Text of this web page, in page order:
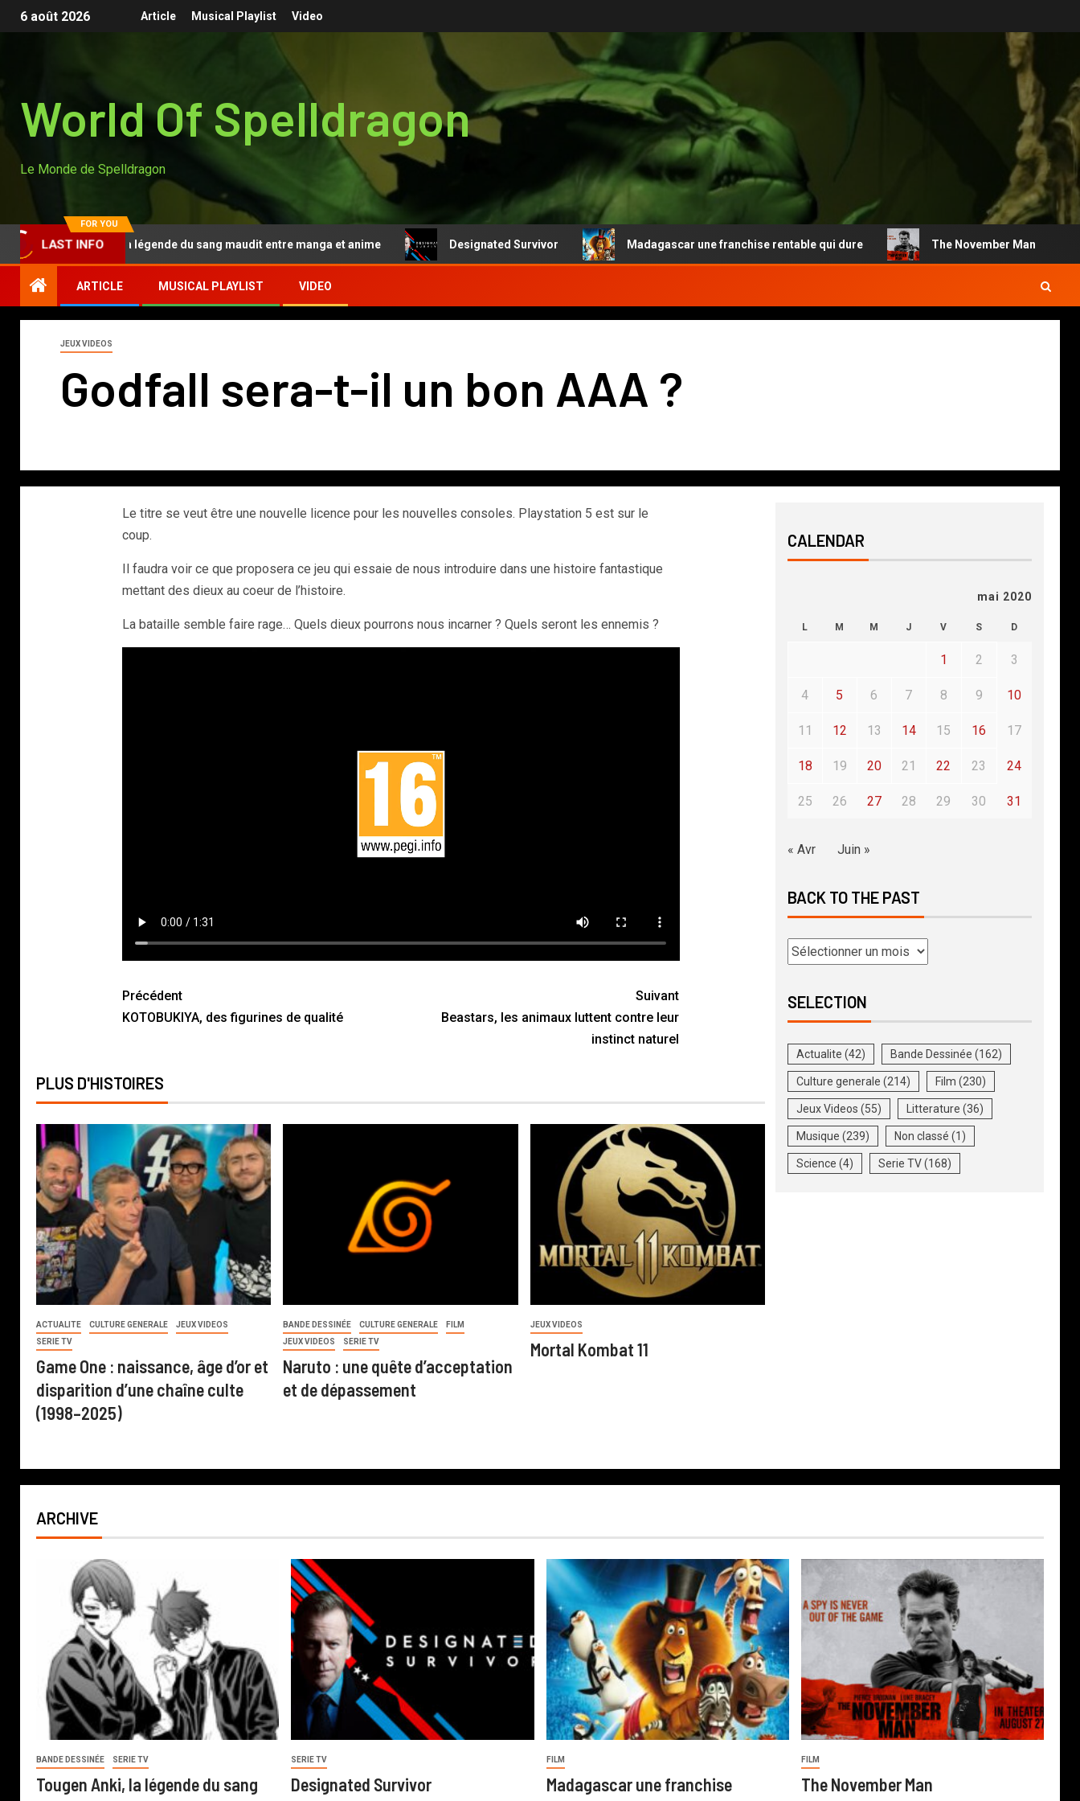
6 août 2026 Article Musical Playlist Video
World Of Spelldragon
Le Monde de Spelldragon
FOR YOU
LAST INFO
Tougen Anki, la légende du sang maudit entre manga et anime Designated Survivor Madagascar une franchise rentable qui dure The November Man
ARTICLE MUSICAL PLAYLIST VIDEO
JEUX VIDEOS
Godfall sera-t-il un bon AAA ?
Le titre se veut être une nouvelle licence pour les nouvelles consoles. Playstation 5 est sur le
coup.
Il faudra voir ce que proposera ce jeu qui essaie de nous introduire dans une histoire fantastique
mettant des dieux au coeur de l’histoire.
La bataille semble faire rage… Quels dieux pourrons nous incarner ? Quels seront les ennemis ?
Précédent
KOTOBUKIYA, des figurines de qualité
Suivant
Beastars, les animaux luttent contre leur
instinct naturel
PLUS D'HISTOIRES
ACTUALITE CULTURE GENERALE
JEUX VIDEOS
SERIE TV
Game One : naissance, âge d’or et
disparition d’une chaîne culte
(1998–2025)
BANDE DESSINÉE CULTURE GENERALE
FILM
JEUX VIDEOS
SERIE TV
Naruto : une quête d’acceptation
et de dépassement
JEUX VIDEOS
Mortal Kombat 11
CALENDAR
mai 2020
L M M J V S D
1 2 3
4 5 6 7 8 9 10
11 12 13 14 15 16 17
18 19 20 21 22 23 24
25 26 27 28 29 30 31
« Avr Juin »
BACK TO THE PAST
SELECTION
Actualite (42) Bande Dessinée (162)
Culture generale (214) Film (230)
Jeux Videos (55) Litterature (36)
Musique (239) Non classé (1)
Science (4) Serie TV(168)
ARCHIVE
BANDE DESSINÉE SERIE TV
Tougen Anki, la légende du sang
SERIE TV
Designated Survivor
FILM
Madagascar une franchise
FILM
The November Man